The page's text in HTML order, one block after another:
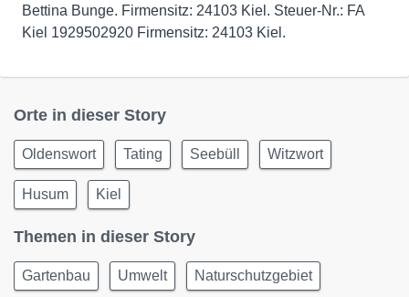
Bettina Bunge. Firmensitz: 24103 Kiel. Steuer-Nr.: FA
Kiel 1929502920 Firmensitz: 24103 Kiel.
Orte in dieser Story
Oldenswort Tating Seebüll Witzwort
Husum Kiel
Themen in dieser Story
Gartenbau Umwelt Naturschutzgebiet